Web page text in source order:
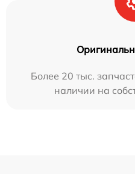
Более 20 тыс.
наличии на